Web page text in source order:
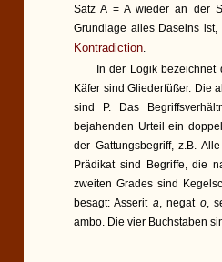
Satz A = A wieder an der
Grundlage alles Daseins
Kontradiction.
In der Logik
Käfer sind Gliederfüßer. Die
sind P. Das
bejahenden Urteil ein
der Gattungsbegriff, z.B.
Prädikat sind Begriffe, die
zweiten Grades sind
besagt: Asserit a, negat o,
ambo. Die vier Buchstaben